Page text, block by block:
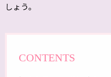
しょう。
CONTENTS